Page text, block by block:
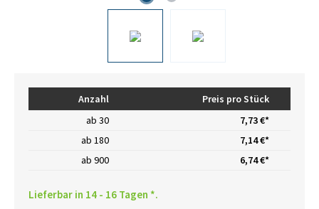
Anzahl
Preis pro Stück
ab 30
7,73 €*
ab 180
7,14 €*
ab 900 6,74 €*
Lieferbar in 14 - 16 Tagen *.